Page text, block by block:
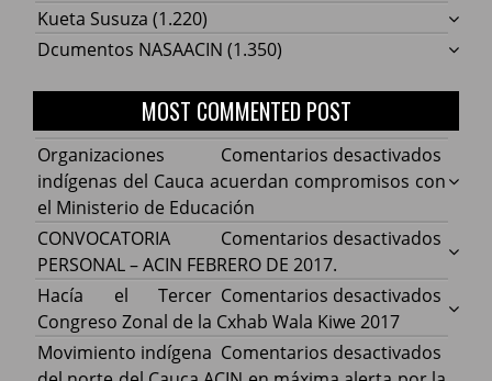
Kueta Susuza (1.220)
Dcumentos NASAACIN (1.350)
MOST COMMENTED POST
Comentarios desactivados
Cauca
con
Organizaciones
indígenas del Cauca acuerdan compromisos con
el Ministerio de Educación
Comentarios desactivados
ACIN
CONVOCATORIA
PERSONAL – ACIN FEBRERO DE 2017.
Comentarios desactivados
Hacía
Hacía el Tercer
Congreso Zonal de la Cxhab Wala Kiwe 2017
Comentarios desactivados
Movimiento indígena